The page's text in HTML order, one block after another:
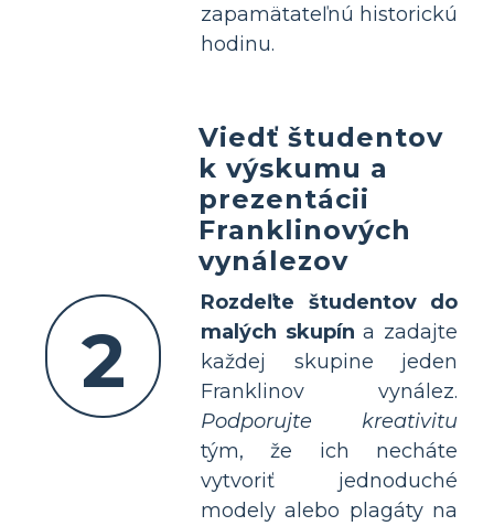
zapamätateľnú historickú
hodinu.
2
Viedť študentov
k výskumu a
prezentácii
Franklinových
vynálezov
Rozdeľte študentov do
malých skupín a zadajte
každej skupine jeden
Franklinov vynález.
Podporujte kreativitu
tým, že ich necháte
vytvoriť jednoduché
modely alebo plagáty na